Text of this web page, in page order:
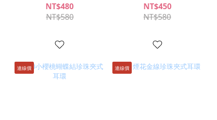
NT$480
NT$580
NT$450
NT$580
連線價 連線價